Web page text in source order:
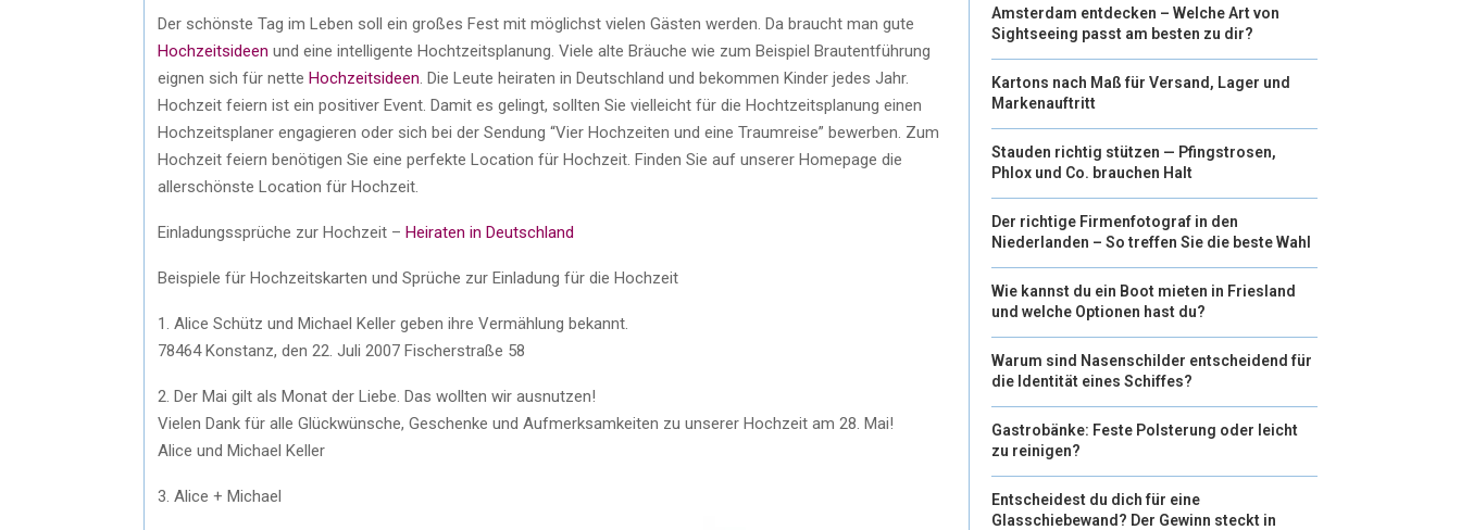
Der schönste Tag im Leben soll ein großes Fest mit möglichst vielen Gästen werden. Da braucht man gute
Hochzeitsideen und eine intelligente Hochtzeitsplanung. Viele alte Bräuche wie zum Beispiel Brautentführung
eignen sich für nette Hochzeitsideen . Die Leute heiraten in Deutschland und bekommen Kinder jedes Jahr.
Hochzeit feiern ist ein positiver Event. Damit es gelingt, sollten Sie vielleicht für die Hochtzeitsplanung einen
Hochzeitsplaner engagieren oder sich bei der Sendung “Vier Hochzeiten und eine Traumreise” bewerben. Zum
Hochzeit feiern benötigen Sie eine perfekte Location für Hochzeit. Finden Sie auf unserer Homepage die
allerschönste Location für Hochzeit.
Einladungssprüche zur Hochzeit – Heiraten in Deutschland
Beispiele für Hochzeitskarten und Sprüche zur Einladung für die Hochzeit
1. Alice Schütz und Michael Keller geben ihre Vermählung bekannt.
78464 Konstanz, den 22. Juli 2007 Fischerstraße 58
2. Der Mai gilt als Monat der Liebe. Das wollten wir ausnutzen!
Vielen Dank für alle Glückwünsche, Geschenke und Aufmerksamkeiten zu unserer Hochzeit am 28. Mai!
Alice und Michael Keller
3. Alice + Michael
Amsterdam entdecken – Welche Art von
Sightseeing passt am besten zu dir?
Kartons nach Maß für Versand, Lager und
Markenauftritt
Stauden richtig stützen — Pfingstrosen,
Phlox und Co. brauchen Halt
Der richtige Firmenfotograf in den
Niederlanden – So treffen Sie die beste Wahl
Wie kannst du ein Boot mieten in Friesland
und welche Optionen hast du?
Warum sind Nasenschilder entscheidend für
die Identität eines Schiffes?
Gastrobänke: Feste Polsterung oder leicht
zu reinigen?
Entscheidest du dich für eine
Glasschiebewand? Der Gewinn steckt in